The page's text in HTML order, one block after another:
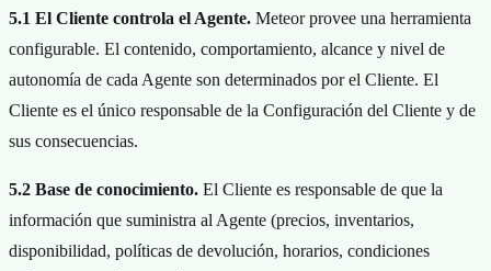
5.1 El Cliente controla el Agente. Meteor provee una herramienta
configurable. El contenido, comportamiento, alcance y nivel de
autonomía de cada Agente son determinados por el Cliente. El
Cliente es el único responsable de la Configuración del Cliente y de
sus consecuencias.
5.2 Base de conocimiento. El Cliente es responsable de que la
información que suministra al Agente (precios, inventarios,
disponibilidad, políticas de devolución, horarios, condiciones